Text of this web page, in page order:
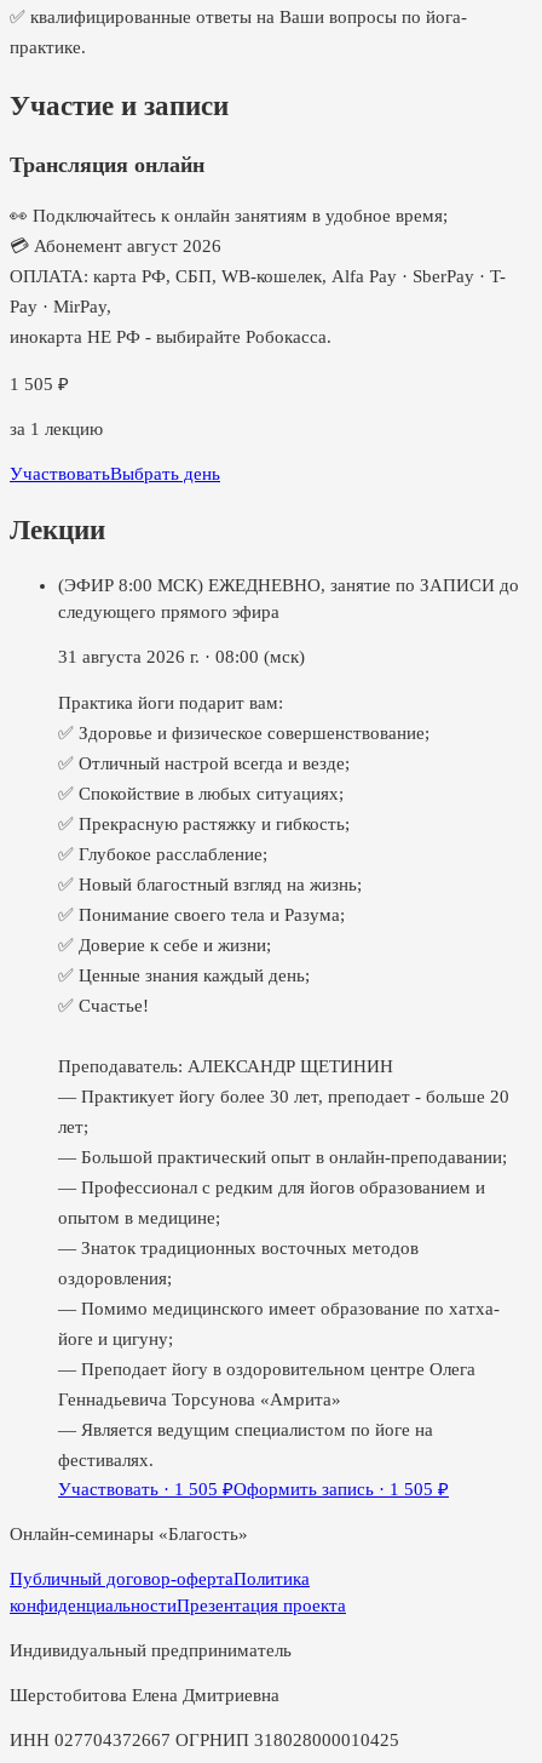
✅ квалифицированные ответы на Ваши вопросы по йога-
практике.
Участие и записи
Трансляция онлайн
👀 Подключайтесь к онлайн занятиям в удобное время;
💳 Абонемент август 2026
ОПЛАТА: карта РФ, СБП, WB-кошелек, Alfa Pay · SberPay · T-
Pay · MirPay,
инокарта НЕ РФ - выбирайте Робокасса.
1 505 ₽
за 1 лекцию
УчаствоватьВыбрать день
Лекции
(ЭФИР 8:00 МСК) ЕЖЕДНЕВНО, занятие по ЗАПИСИ до
следующего прямого эфира
31 августа 2026 г. · 08:00 (мск)
Практика йоги подарит вам:
✅ Здоровье и физическое совершенствование;
✅ Отличный настрой всегда и везде;
✅ Спокойствие в любых ситуациях;
✅ Прекрасную растяжку и гибкость;
✅ Глубокое расслабление;
✅ Новый благостный взгляд на жизнь;
✅ Понимание своего тела и Разума;
✅ Доверие к себе и жизни;
✅ Ценные знания каждый день;
✅ Счастье!
Преподаватель: АЛЕКСАНДР ЩЕТИНИН
— Практикует йогу более 30 лет, преподает - больше 20
лет;
— Большой практический опыт в онлайн-преподавании;
— Профессионал с редким для йогов образованием и
опытом в медицине;
— Знаток традиционных восточных методов
оздоровления;
— Помимо медицинского имеет образование по хатха-
йоге и цигуну;
— Преподает йогу в оздоровительном центре Олега
Геннадьевича Торсунова «Амрита»
— Является ведущим специалистом по йоге на
фестивалях.
Участвовать · 1 505 ₽Оформить запись · 1 505 ₽
Онлайн-семинары «Благость»
Публичный договор-офертаПолитика
конфиденциальностиПрезентация проекта
Индивидуальный предприниматель
Шерстобитова Елена Дмитриевна
ИНН 027704372667 ОГРНИП 318028000010425